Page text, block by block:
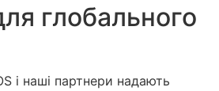
глобального
і наші партнери надають